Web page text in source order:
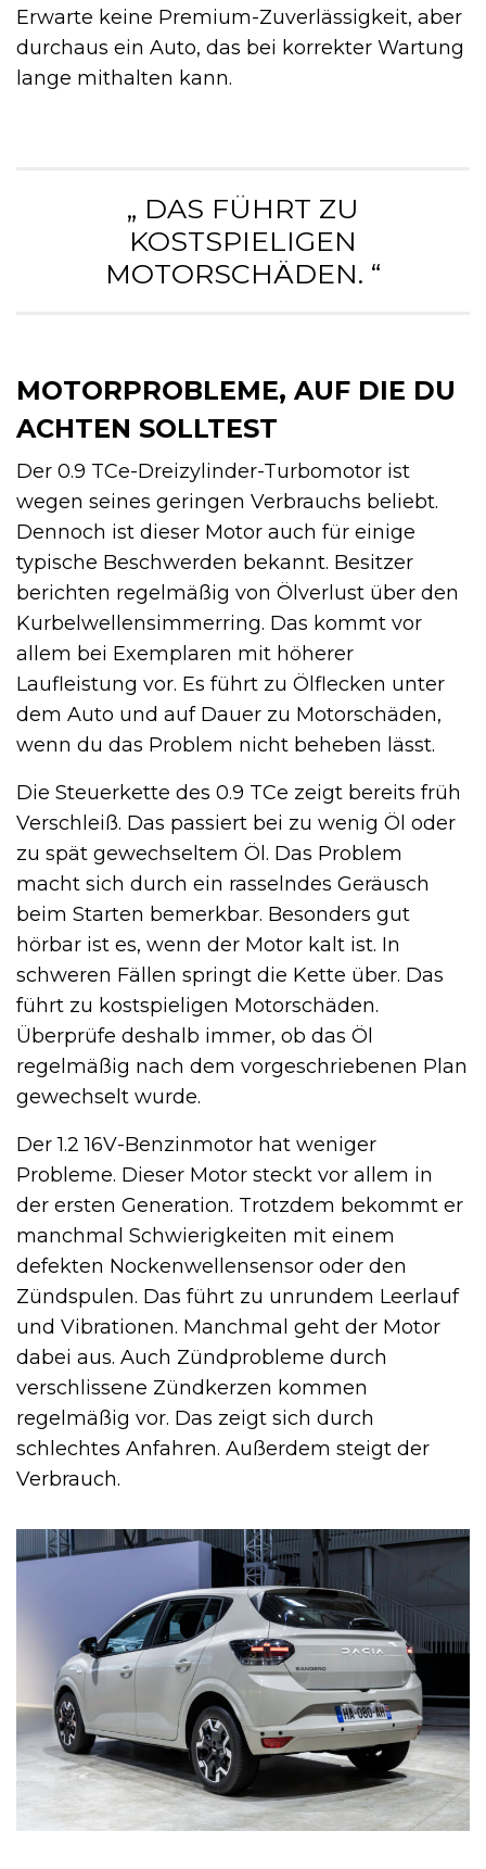
Erwarte keine Premium-Zuverlässigkeit, aber
durchaus ein Auto, das bei korrekter Wartung
lange mithalten kann.
„ DAS FÜHRT ZU
KOSTSPIELIGEN
MOTORSCHÄDEN. “
MOTORPROBLEME, AUF DIE DU
ACHTEN SOLLTEST
Der 0.9 TCe-Dreizylinder-Turbomotor ist
wegen seines geringen Verbrauchs beliebt.
Dennoch ist dieser Motor auch für einige
typische Beschwerden bekannt. Besitzer
berichten regelmäßig von Ölverlust über den
Kurbelwellensimmerring. Das kommt vor
allem bei Exemplaren mit höherer
Laufleistung vor. Es führt zu Ölflecken unter
dem Auto und auf Dauer zu Motorschäden,
wenn du das Problem nicht beheben lässt.
Die Steuerkette des 0.9 TCe zeigt bereits früh
Verschleiß. Das passiert bei zu wenig Öl oder
zu spät gewechseltem Öl. Das Problem
macht sich durch ein rasselndes Geräusch
beim Starten bemerkbar. Besonders gut
hörbar ist es, wenn der Motor kalt ist. In
schweren Fällen springt die Kette über. Das
führt zu kostspieligen Motorschäden.
Überprüfe deshalb immer, ob das Öl
regelmäßig nach dem vorgeschriebenen Plan
gewechselt wurde.
Der 1.2 16V-Benzinmotor hat weniger
Probleme. Dieser Motor steckt vor allem in
der ersten Generation. Trotzdem bekommt er
manchmal Schwierigkeiten mit einem
defekten Nockenwellensensor oder den
Zündspulen. Das führt zu unrundem Leerlauf
und Vibrationen. Manchmal geht der Motor
dabei aus. Auch Zündprobleme durch
verschlissene Zündkerzen kommen
regelmäßig vor. Das zeigt sich durch
schlechtes Anfahren. Außerdem steigt der
Verbrauch.